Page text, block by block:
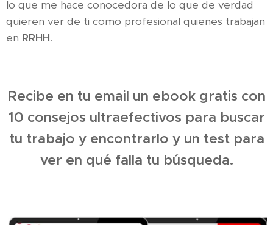
lo que me hace conocedora de lo que de verdad
quieren ver de ti como profesional quienes trabajan
en RRHH.
Recibe en tu email un ebook gratis con
10 consejos ultraefectivos para buscar
tu trabajo y encontrarlo y un test para
ver en qué falla tu búsqueda.